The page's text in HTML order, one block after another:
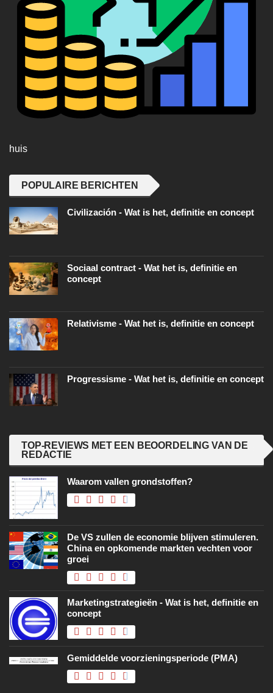
huis
POPULAIRE BERICHTEN
Civilización - Wat is het, definitie en concept
Sociaal contract - Wat het is, definitie en
concept
Relativisme - Wat het is, definitie en concept
Progressisme - Wat het is, definitie en concept
TOP-REVIEWS MET EEN BEOORDELING VAN DE
REDACTIE
Waarom vallen grondstoffen?
De VS zullen de economie blijven stimuleren.
China en opkomende markten vechten voor
groei
Marketingstrategieën - Wat is het, definitie en
concept
Gemiddelde voorzieningsperiode (PMA)